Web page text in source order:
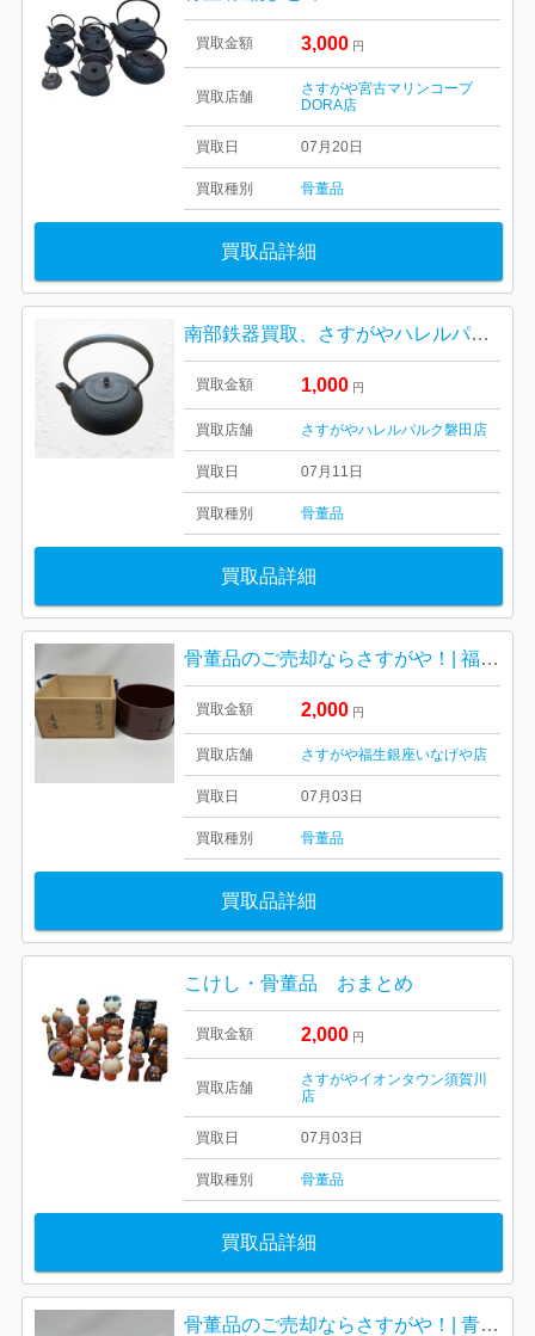
買取金額 3,000 円
買取店舗
さすがや宮古マリンコープ
DORA店
買取日 07月20日
買取種別 骨董品
買取品詳細
南部鉄器買取、さすがやハレルパルク磐田店
買取金額 1,000 円
買取店舗 さすがやハレルパルク磐田店
買取日 07月11日
買取種別 骨董品
買取品詳細
骨董品のご売却ならさすがや！| 福生市南田園| 茶道具 桶型建水
買取金額 2,000 円
買取店舗 さすがや福生銀座いなげや店
買取日 07月03日
買取種別 骨董品
買取品詳細
こけし・骨董品 おまとめ
買取金額 2,000 円
買取店舗
さすがやイオンタウン須賀川
店
買取日 07月03日
買取種別 骨董品
買取品詳細
骨董品のご売却ならさすがや！| 青梅市千ヶ瀬町| 茶器 中里重利 茶道用茶碗